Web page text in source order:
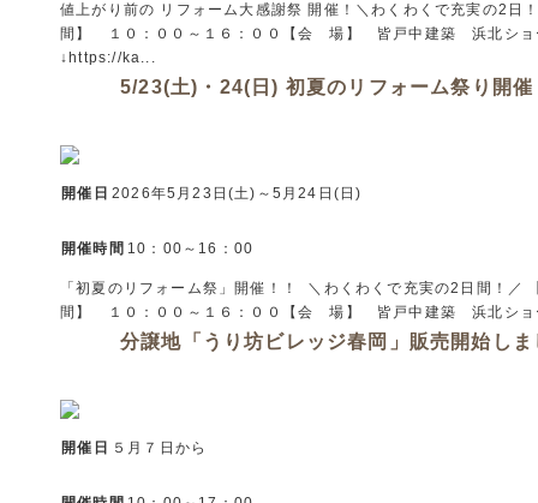
値上がり前の リフォーム大感謝祭 開催！＼わくわくで充実の2
間】 １０：００～１６：００【会 場】 皆戸中建築 浜北ショ
↓https://ka...
5/23(土)・24(日) 初夏のリフォーム祭り開催
開催日 2026年5月23日(土)～5月24日(日)
開催時間 10：00～16：00
「初夏のリフォーム祭」開催！！ ＼わくわくで充実の2日間！
間】 １０：００～１６：００【会 場】 皆戸中建築 浜北シ
分譲地「うり坊ビレッジ春岡」販売開始しま
開催日 ５月７日から